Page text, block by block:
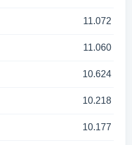
11.072
11.060
10.624
10.218
10.177